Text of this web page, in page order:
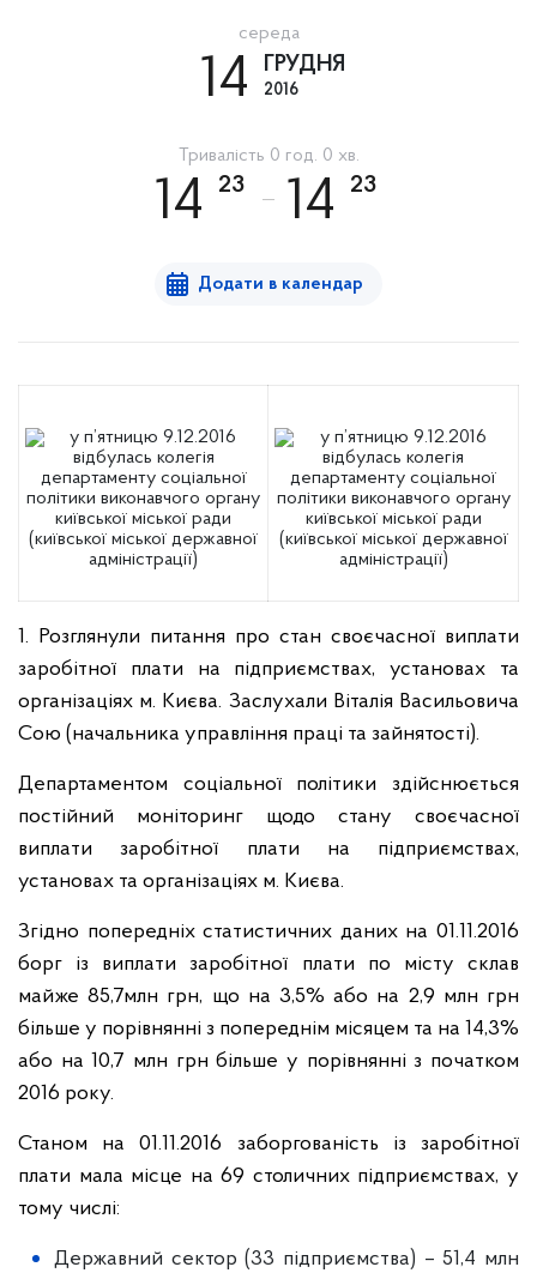
середа
14 ГРУДНЯ
2016
Тривалість 0 год. 0 хв.
14 23 14 23
Додати в календар
1. Розглянули питання про стан своєчасної виплати
заробітної плати на підприємствах, установах та
організаціях м. Києва. Заслухали Віталія Васильовича
Сою (начальника управління праці та зайнятості).
Департаментом соціальної політики здійснюється
постійний моніторинг щодо стану своєчасної
виплати заробітної плати на підприємствах,
установах та організаціях м. Києва.
Згідно попередніх статистичних даних на 01.11.2016
борг із виплати заробітної плати по місту склав
майже 85,7млн грн, що на 3,5% або на 2,9 млн грн
більше у порівнянні з попереднім місяцем та на 14,3%
або на 10,7 млн грн більше у порівнянні з початком
2016 року.
Станом на 01.11.2016 заборгованість із заробітної
плати мала місце на 69 столичних підприємствах, у
тому числі:
Державний сектор (33 підприємства) – 51,4 млн